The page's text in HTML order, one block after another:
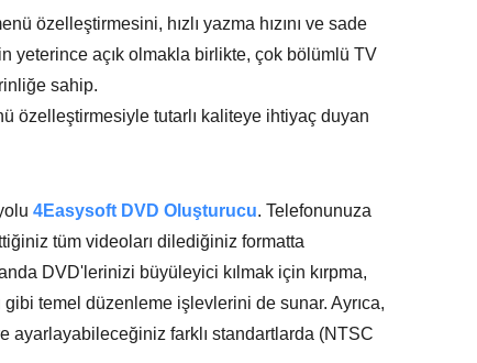
özelleştirmesini, hızlı yazma hızını ve sade
yeterince açık olmakla birlikte, çok bölümlü TV
sahip.
özelleştirmesiyle tutarlı kaliteye ihtiyaç duyan
4Easysoft DVD Oluşturucu. Telefonunuza
tüm videoları dilediğiniz formatta
DVD'lerinizi büyüleyici kılmak için kırpma,
temel düzenleme işlevlerini de sunar. Ayrıca,
ayarlayabileceğiniz farklı standartlarda (NTSC